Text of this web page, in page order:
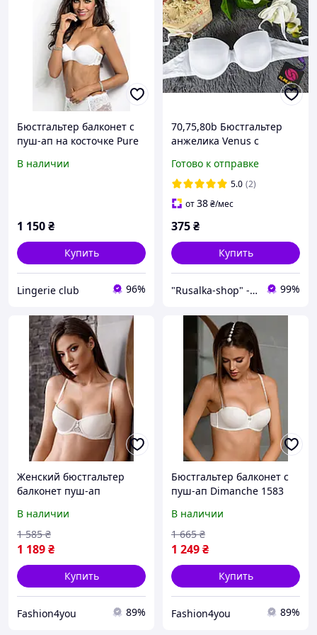
Бюстгальтер балконет с
пуш-ап на косточке Pure
В наличии
1 150₴
Купить
Lingerie club 96%
70,75,80b Бюстгальтер
анжелика Venus с
лифчик балконет супер
усиленный push-up 2
размер груди белый 0705
Готово к отправке
5.0 (2)
от38₴/мес
375₴
Купить
"Rusalka-shop" - інтернет магазин спідньої жіночої білизни 99%
Женский бюстгальтер
балконет пуш-ап
Молочный
В наличии
1 189₴
1 585 ₴
Купить
Fashion4you 89%
Бюстгальтер балконет с
пуш-ап Dimanche 1583
В наличии
1 249₴
1 665 ₴
Купить
Fashion4you 89%